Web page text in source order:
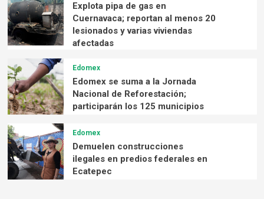
Explota pipa de gas en
Cuernavaca; reportan al menos 20
lesionados y varias viviendas
afectadas
Edomex
Edomex se suma a la Jornada
Nacional de Reforestación;
participarán los 125 municipios
Edomex
Demuelen construcciones
ilegales en predios federales en
Ecatepec